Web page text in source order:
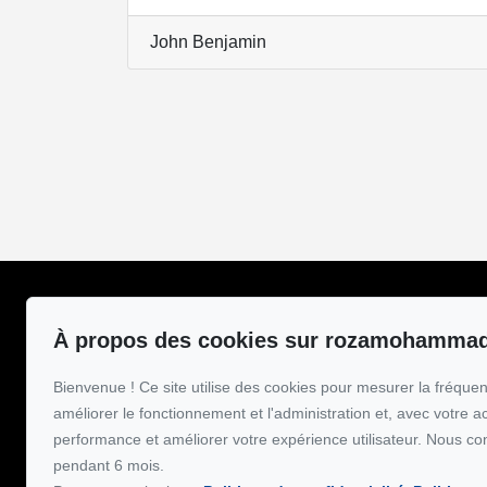
John Benjamin
Accueil
Vendre
Acheter
GROUPE
Écrivez-moi
À propos des cookies sur
Bienvenue ! Ce site utilise des cookies pour mesurer la
améliorer le fonctionnement et l'administration et, avec votre
performance et améliorer votre expérience utilisateur. Nous
pendant 6 mois.